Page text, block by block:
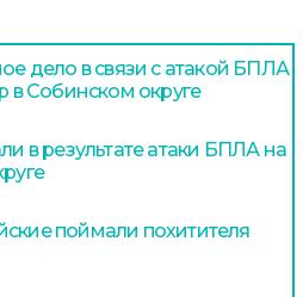
дело в связи с атакой БПЛА
в Собинском округе
в результате атаки БПЛА на
поймали похитителя